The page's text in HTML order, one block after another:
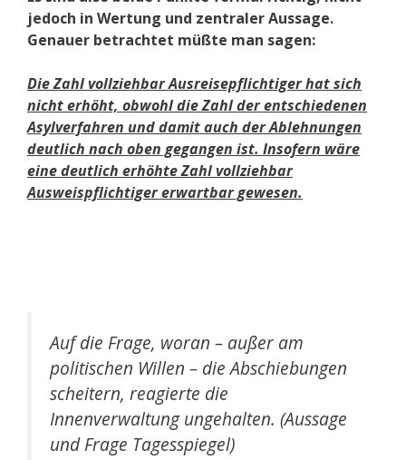
jedoch in Wertung und zentraler Aussage.
Genauer betrachtet müßte man sagen:
Die Zahl vollziehbar Ausreisepflichtiger hat sich
nicht erhöht, obwohl die Zahl der entschiedenen
Asylverfahren und damit auch der Ablehnungen
deutlich nach oben gegangen ist. Insofern wäre
eine deutlich erhöhte Zahl vollziehbar
Ausweispflichtiger erwartbar gewesen.
Auf die Frage, woran – außer am
politischen Willen – die Abschiebungen
scheitern, reagierte die
Innenverwaltung ungehalten. (Aussage
und Frage Tagesspiegel)